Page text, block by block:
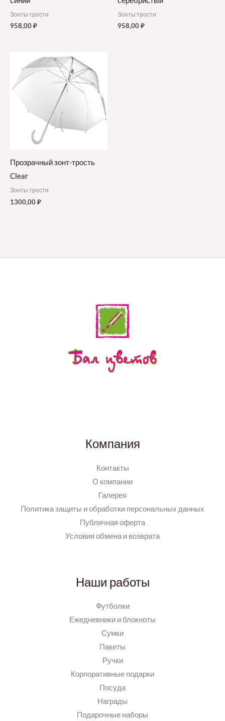
Зонты трости
958,00₽
Зонты трости
958,00₽
Прозрачный зонт-трость
Clear
Зонты трости
1300,00₽
Компания
Контакты
О компании
Галерея
Политика защиты и обработки персональных данных
Публичная оферта
Условия обмена и возврата
Наши работы
Футболки
Ежедневники и блокноты
Сумки
Пакеты
Ручки
Корпоративные подарки
Посуда
Награды
Подарочные наборы